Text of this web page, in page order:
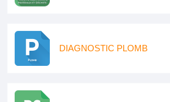
DIAGNOSTIC PLOMB